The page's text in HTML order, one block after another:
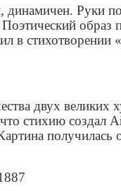
Руки
в стихотворении
двух
стихию создал
получилась